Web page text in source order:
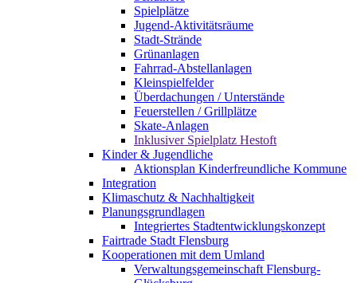
Spielplätze
Jugend-Aktivitätsräume
Stadt-Strände
Grünanlagen
Fahrrad-Abstellanlagen
Kleinspielfelder
Überdachungen / Unterstände
Feuerstellen / Grillplätze
Skate-Anlagen
Inklusiver Spielplatz Hestoft
Kinder & Jugendliche
Aktionsplan Kinderfreundliche Kommune
Integration
Klimaschutz & Nachhaltigkeit
Planungsgrundlagen
Integriertes Stadtentwicklungskonzept
Fairtrade Stadt Flensburg
Kooperationen mit dem Umland
Verwaltungsgemeinschaft Flensburg-